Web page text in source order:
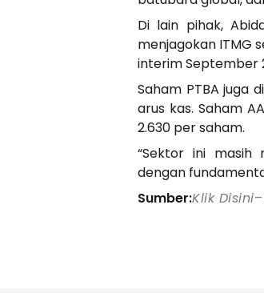
Di lain pihak,
menjagokan ITMG
interim September
Saham PTBA juga
arus kas. Saham
2.630 per saham.
“Sektor ini masih
dengan
Sumber:Klik Disini